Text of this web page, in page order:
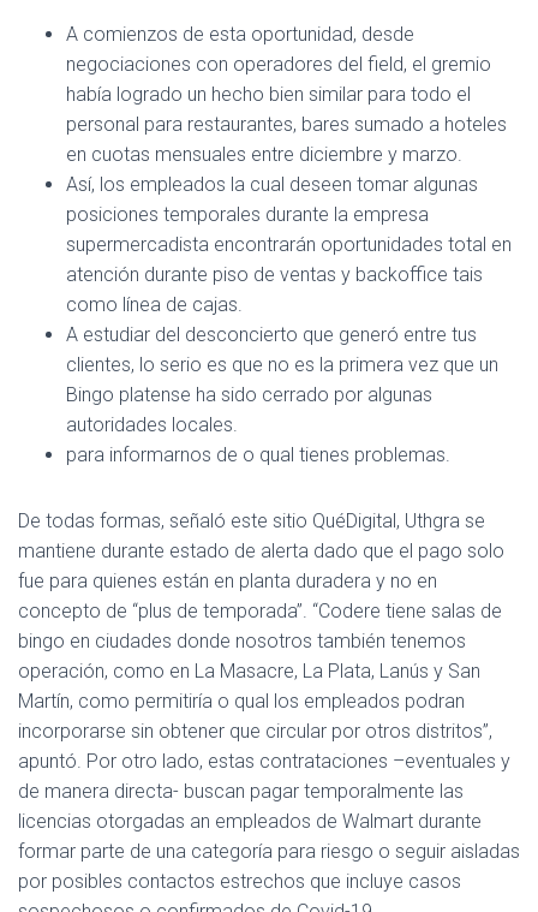
A comienzos de esta oportunidad, desde
negociaciones con operadores del field, el gremio
había logrado un hecho bien similar para todo el
personal para restaurantes, bares sumado a hoteles
en cuotas mensuales entre diciembre y marzo.
Así, los empleados la cual deseen tomar algunas
posiciones temporales durante la empresa
supermercadista encontrarán oportunidades total en
atención durante piso de ventas y backoffice tais
como línea de cajas.
A estudiar del desconcierto que generó entre tus
clientes, lo serio es que no es la primera vez que un
Bingo platense ha sido cerrado por algunas
autoridades locales.
para informarnos de o qual tienes problemas.
De todas formas, señaló este sitio QuéDigital, Uthgra se
mantiene durante estado de alerta dado que el pago solo
fue para quienes están en planta duradera y no en
concepto de “plus de temporada”. “Codere tiene salas de
bingo en ciudades donde nosotros también tenemos
operación, como en La Masacre, La Plata, Lanús y San
Martín, como permitiría o qual los empleados podran
incorporarse sin obtener que circular por otros distritos”,
apuntó. Por otro lado, estas contrataciones –eventuales y
de manera directa- buscan pagar temporalmente las
licencias otorgadas an empleados de Walmart durante
formar parte de una categoría para riesgo o seguir aisladas
por posibles contactos estrechos que incluye casos